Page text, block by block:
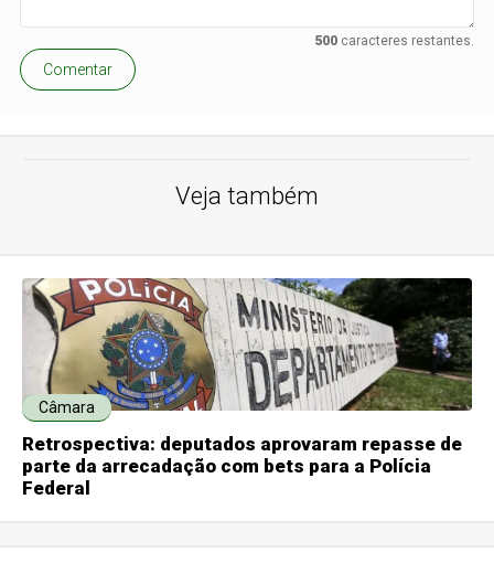
500caracteres restantes.
Comentar
Veja também
Câmara
Retrospectiva: deputados aprovaram repasse de
parte da arrecadação com bets para a Polícia
Federal